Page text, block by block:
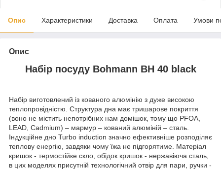
Опис Характеристики Доставка Оплата Умови
Опис
Набір посуду Bohmann BH 40 black
Набір виготовлений із кованого алюмінію з дуже високою
теплопровідністю. Структура дна має тришарове покриття
(воно не містить непотрібних нам домішок, тому що PFOA,
LEAD, Cadmium) – мармур – кований алюміній – сталь.
Індукційне дно Turbo induction значно ефективніше розподіляє
теплову енергію, завдяки чому їжа не підгорятиме. Матеріал
кришок - термостійке скло, обідок кришок - нержавіюча сталь,
в цих моделях присутній технологічний отвір для пари, ручки -